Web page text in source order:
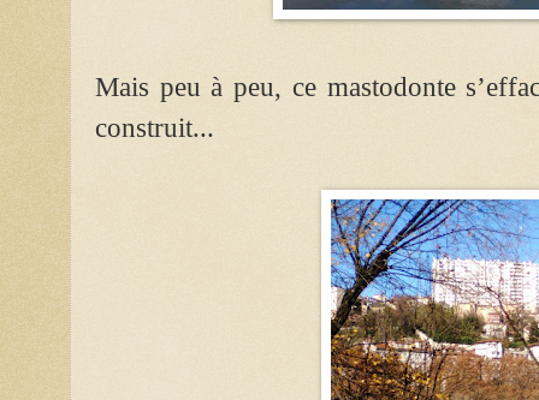
Mais peu à peu, ce mastodonte
construit...